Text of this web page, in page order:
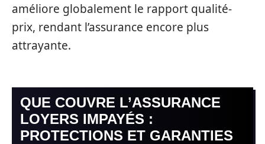
améliore globalement le rapport qualité-
prix, rendant l’assurance encore plus
attrayante.
QUE COUVRE L’ASSURANCE
LOYERS IMPAYÉS :
PROTECTIONS ET GARANTIES